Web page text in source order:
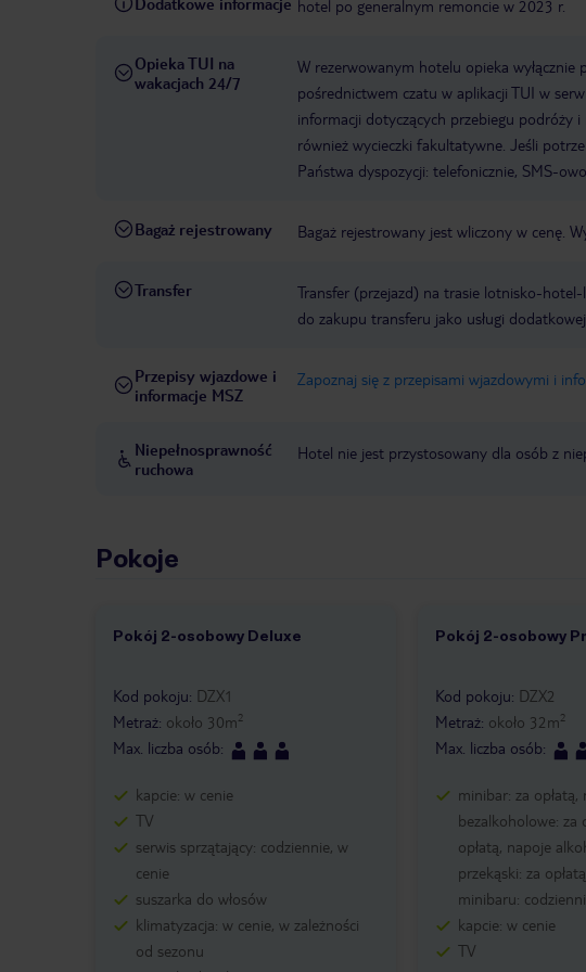
hotel po generalnym remoncie w 2023 r.
Opieka TUI na
wakacjach 24/7
W rezerwowanym hotelu opieka wyłącznie
pośrednictwem czatu w aplikacji TUI w
informacji dotyczących przebiegu podróży
również wycieczki fakultatywne. Jeśli
Państwa dyspozycji: telefonicznie, SMS-
Bagaż rejestrowany Bagaż rejestrowany jest wliczony w cenę.
Transfer
Transfer (przejazd) na trasie lotnisko-
do zakupu transferu jako usługi
Przepisy wjazdowe i
informacje MSZ
Zapoznaj się z przepisami wjazdowymi i
Niepełnosprawność
ruchowa
Hotel nie jest przystosowany dla osób z
Pokoje
Pokój 2-osobowy Deluxe
1 / 3
Kod pokoju: DZX1
Metraż: około 30m2
Max. liczba osób:
kapcie: w cenie
TV
serwis sprzątający: codziennie, w
cenie
suszarka do włosów
klimatyzacja: w cenie, w zależności
od sezonu
Pokój 2-osobowy
1 / 4
Kod pokoju: DZX2
Metraż: około 32m2
Max. liczba osób:
minibar: za opłatą,
bezalkoholowe: za
opłatą, napoje
przekąski: za
minibaru:
kapcie: w cenie
TV